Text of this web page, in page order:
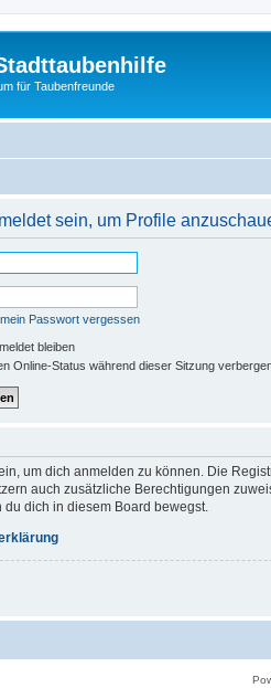
für Taubenfreunde
sein, um Profile
Passwort vergessen
bleiben
Online-Status während dieser Sitzung
um dich anmelden zu können. Die
auch zusätzliche Berechtigungen
dich in diesem Board bewegst.